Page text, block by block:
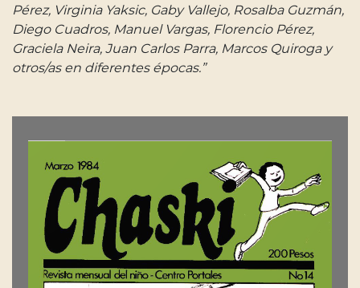
Pérez, Virginia Yaksic, Gaby Vallejo, Rosalba Guzmán,
Diego Cuadros, Manuel Vargas, Florencio Pérez,
Graciela Neira, Juan Carlos Parra, Marcos Quiroga y
otros/as en diferentes épocas.”